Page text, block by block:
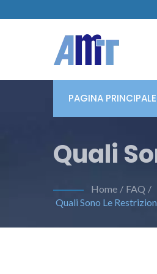
PAGINA PRINCIPALE
Quali
Prodotti
Clienti
Home / FAQ /
Quali Sono Le